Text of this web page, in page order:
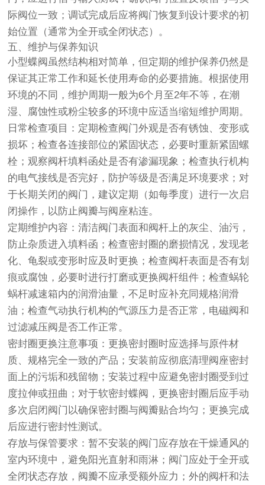
际阀位一致；调试完成后应将阀门恢复到设计要求的初
始位置（通常为全开或全闭状态）。
五、维护与保养知识
小型蝶阀虽然结构相对简单，但定期的维护保养仍然是
保证其正常工作和延长使用寿命的必要措施。根据使用
环境的不同，维护周期一般为6个月至2年不等，在潮
湿、腐蚀性或粉尘较多的环境中应适当缩短维护周期。
日常检查项目：定期检查阀门外观是否有锈蚀、变形或
损坏；检查各连接部位的紧固状态，必要时重新紧固螺
栓；观察阀杆填料函处是否有渗漏现象；检查执行机构
的电气接线是否完好，防护等级是否满足环境要求；对
于长期关闭的阀门，建议定期（如每季度）进行一次启
闭操作，以防止阀瓣与阀座粘连。
定期维护内容：清洁阀门表面和阀杆上的灰尘、油污，
防止杂质进入填料函；检查密封圈的磨损情况，发现老
化、龟裂或变形时应及时更换；检查阀杆表面是否有划
痕或腐蚀，必要时进行打磨或更换阀杆组件；检查蜗轮
蜗杆减速箱内的润滑油量，不足时应补充同规格润滑
油；检查气动执行机构的气源压力是否正常，电磁阀和
过滤减压阀是否工作正常。
密封圈更换注意事项：更换密封圈时应选择与原件材
质、规格完全一致的产品；安装前应彻底清理阀座密封
面上的污垢和残留物；安装过程中应避免密封圈受到过
度拉伸或扭曲；对于软密封蝶阀，更换密封圈后应手动
多次启闭阀门以确保密封圈与阀瓣贴合均匀；更换完成
后应进行密封性测试。
存放与保管要求：暂不安装的阀门应存放在干燥通风的
室内环境中，避免阳光直射和雨淋；阀门应处于全开或
全闭状态存放，阀瓣不应承受额外应力；外的阀杆和法